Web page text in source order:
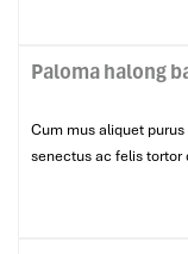
Paloma halong
Cum mus aliquet
senectus ac felis